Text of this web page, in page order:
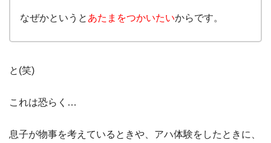
なぜかというと あたまをつかいたいからです。
と(笑)
これは恐らく…
息子が物事を考えているときや、アハ体験をしたときに、